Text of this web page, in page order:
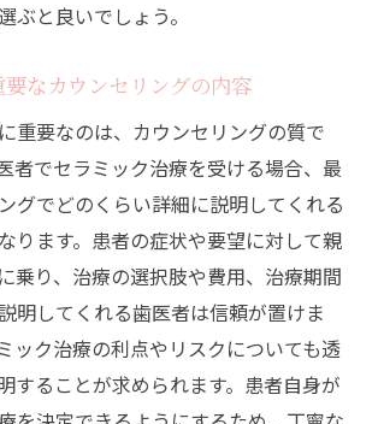
ぶと良いでしょう。
なカウンセリングの内容
重要なのは、カウンセリングの質で
者でセラミック治療を受ける場合、最
グでどのくらい詳細に説明してくれる
ります。患者の症状や要望に対して親
乗り、治療の選択肢や費用、治療期間
明してくれる歯医者は信頼が置けま
ック治療の利点やリスクについても透
することが求められます。患者自身が